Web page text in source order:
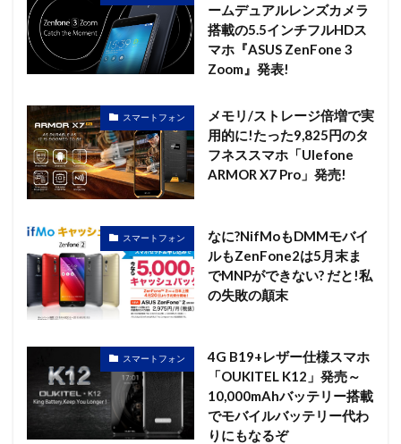
ームデュアルレンズカメラ
搭載の5.5インチフルHDス
マホ『ASUS ZenFone 3
Zoom』発表!
スマートフォン
メモリ/ストレージ倍増で実
用的に!たった9,825円のタ
フネススマホ「Ulefone
ARMOR X7 Pro」発売!
スマートフォン
なに?NifMoもDMMモバイ
ルもZenFone2は5月末ま
でMNPができない? だと!私
の失敗の顛末
スマートフォン
4G B19+レザー仕様スマホ
「OUKITEL K12」発売～
10,000mAhバッテリー搭載
でモバイルバッテリー代わ
りにもなるぞ